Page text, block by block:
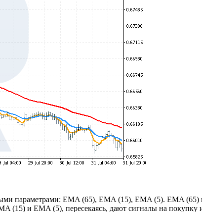
параметрами: EMA (65), EMA (15), EMA (5). EMA (65)
(15) и EMA (5), пересекаясь, дают сигналы на покупку